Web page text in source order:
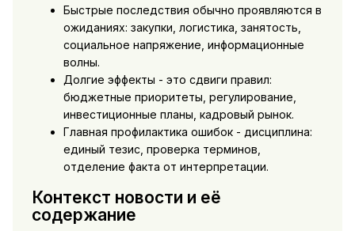
Быстрые последствия обычно проявляются в
ожиданиях: закупки, логистика, занятость,
социальное напряжение, информационные
волны.
Долгие эффекты - это сдвиги правил:
бюджетные приоритеты, регулирование,
инвестиционные планы, кадровый рынок.
Главная профилактика ошибок - дисциплина:
единый тезис, проверка терминов,
отделение факта от интерпретации.
Контекст новости и её
содержание